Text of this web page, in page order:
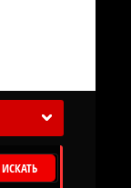
ИСКАТЬ